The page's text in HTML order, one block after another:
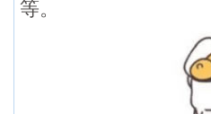
等。